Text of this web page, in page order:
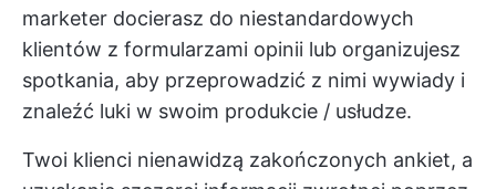
marketer docierasz do niestandardowych
klientów z formularzami opinii lub organizujesz
spotkania, aby przeprowadzić z nimi wywiady i
znaleźć luki w swoim produkcie / usłudze.
Twoi klienci nienawidzą zakończonych ankiet, a